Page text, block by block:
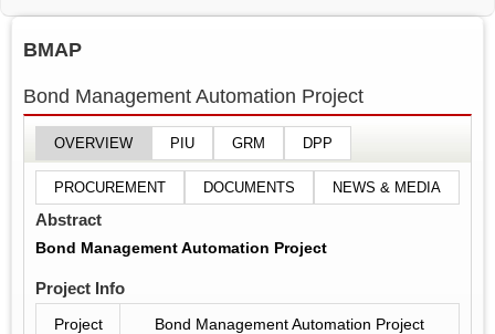
BMAP
Bond Management Automation Project
OVERVIEW PIU GRM DPP
PROCUREMENT DOCUMENTS NEWS & MEDIA
Abstract
Bond Management Automation Project
Project Info
Project
Bond Management Automation Project